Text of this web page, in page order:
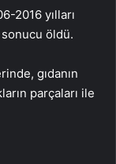
2016 yılları
sonucu öldü.
gıdanın
parçaları ile